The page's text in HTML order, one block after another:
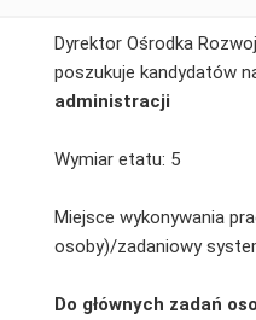
Dyrektor Ośrodka
poszukuje kandydatów
administracji
Wymiar etatu: 5
Miejsce wykonywania
osoby)/zadaniowy
Do głównych zadań